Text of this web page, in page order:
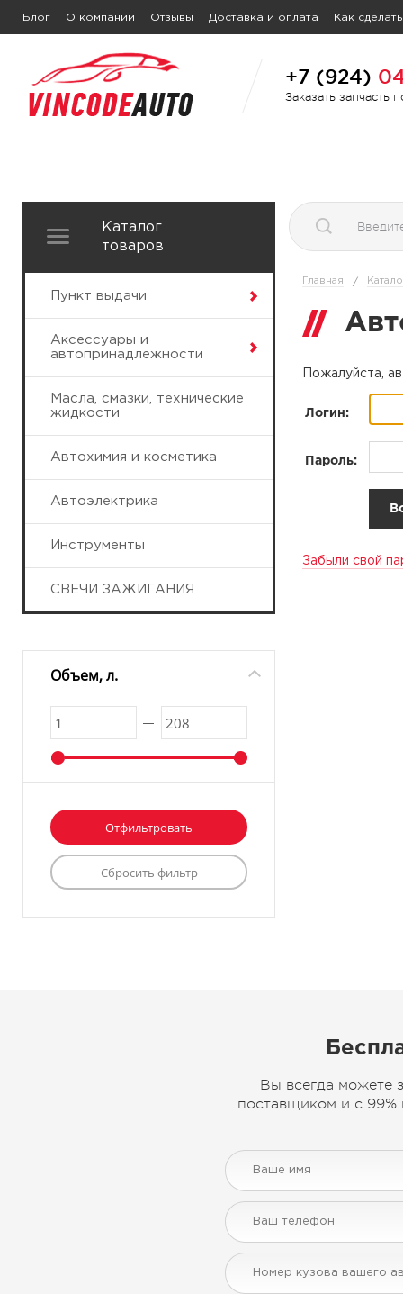
Блог О компании Отзывы Доставка и оплата Как
+7 (924)
Заказать запчасть
Каталог
товаров
Пункт выдачи
Аксессуары и
автопринадлежности
Масла, смазки, технические
жидкости
Автохимия и косметика
Автоэлектрика
Инструменты
СВЕЧИ ЗАЖИГАНИЯ
Объем, л.
Главная /
Пожалуйста,
Логин:
Пароль:
Забыли свой
Вы всегда можете
поставщиком и с 99%